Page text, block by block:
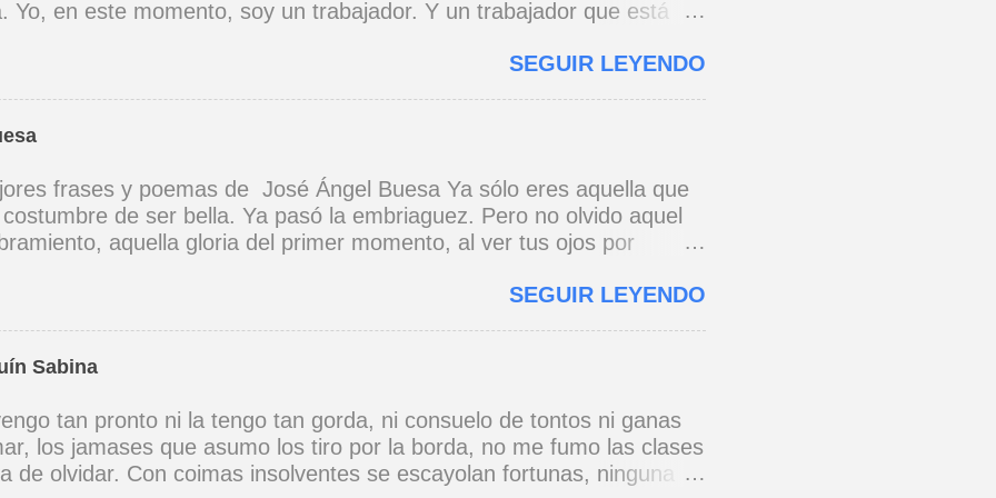
Yo, en este momento, soy un trabajador. Y un trabajador que está
buena voz, canto porque la guitarra tiene sentido y razón.
jugar. Cuántos como tu vagarán, el dinero es todo para amar,
hay. (Canción de cuna para un niño vago. 1965) * Si yo a Cuba le
canción tendría que ser un son, un son revolucionario, pie con pie,
a corazón, corazón a corazón. (A Cuba .1969) ...
SEGUIR LEYENDO
frases y poemas de José Ángel Buesa Ya sólo eres aquella que
de ser bella. Ya pasó la embriaguez. Pero no olvido aquel
aquella gloria del primer momento, al ver tus ojos por
Como aquel instante de embriaguez; y siento celos al pensar que un
SEGUIR LEYENDO
Sabina
tan pronto ni la tengo tan gorda, ni consuelo de tontos ni ganas
los jamases que asumo los tiro por la borda, no me fumo las clases
de olvidar. Con coimas insolventes se escayolan fortunas, ninguna